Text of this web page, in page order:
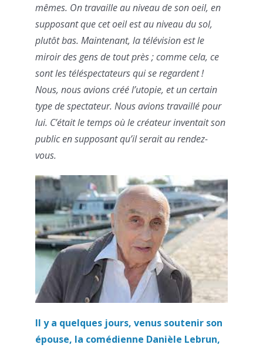
mêmes. On travaille au niveau de son oeil, en
supposant que cet oeil est au niveau du sol,
plutôt bas. Maintenant, la télévision est le
miroir des gens de tout près ; comme cela, ce
sont les téléspectateurs qui se regardent !
Nous, nous avions créé l’utopie, et un certain
type de spectateur. Nous avions travaillé pour
lui. C’était le temps où le créateur inventait son
public en supposant qu’il serait au rendez-
vous.
Il y a quelques jours, venus soutenir son
épouse, la comédienne Danièle Lebrun,